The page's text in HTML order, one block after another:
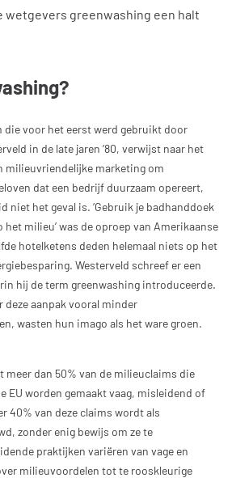
wetgevers greenwashing een halt
die voor het eerst werd gebruikt door
in de late jaren ’80, verwijst naar het
milieuvriendelijke marketing om
dat een bedrijf duurzaam opereert,
niet het geval is. ‘Gebruik je badhanddoek
het milieu’ was de oproep van Amerikaanse
hotelketens deden helemaal niets op het
Westerveld schreef er een
hij de term greenwashing introduceerde.
deze aanpak vooral minder
wasten hun imago als het ware groen.
meer dan 50% van de milieuclaims die
EU worden gemaakt vaag, misleidend of
40% van deze claims wordt als
zonder enig bewijs om ze te
praktijken variëren van vage en
milieuvoordelen tot te rooskleurige